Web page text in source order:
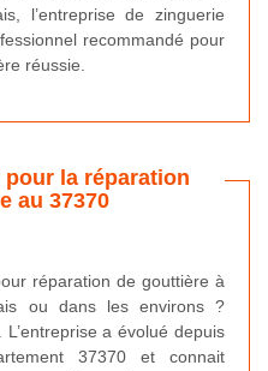
l’entreprise de zinguerie
recommandé pour
réussie.
la réparation
au 37370
réparation de gouttière à
ou dans les environs ?
a évolué depuis
37370 et connait